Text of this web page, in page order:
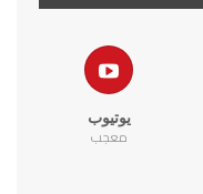
يوتيوب
معجب